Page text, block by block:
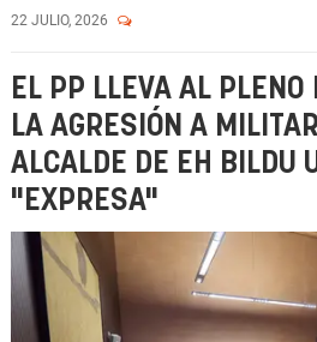
22 JULIO, 2026
EL PP LLEVA AL PLENO
LA AGRESIÓN A
ALCALDE DE EH BILDU
"EXPRESA"